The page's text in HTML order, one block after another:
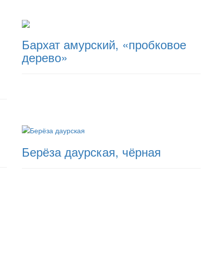
Бархат амурский, «пробковое
дерево»
Берёза даурская, чёрная